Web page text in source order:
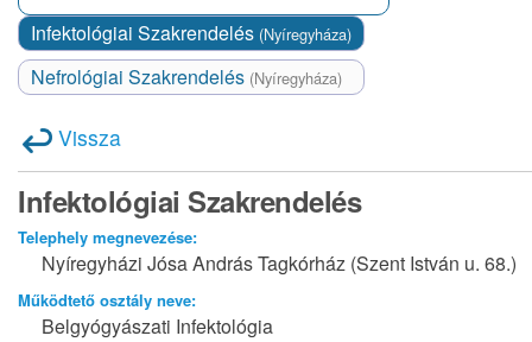
Infektológiai Szakrendelés (Nyíregyháza)
Nefrológiai Szakrendelés (Nyíregyháza)
Vissza
Infektológiai Szakrendelés
Telephely megnevezése:
Nyíregyházi Jósa András Tagkórház (Szent István u. 68.)
Működtető osztály neve:
Belgyógyászati Infektológia